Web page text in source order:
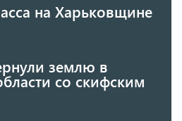
на Харьковщине
землю в
со скифским